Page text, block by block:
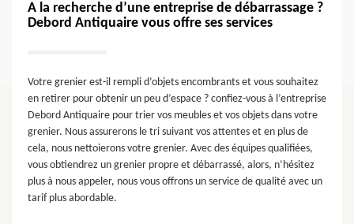
A la recherche d’une entreprise de débarrassage ?
Debord Antiquaire vous offre ses services
Votre grenier est-il rempli d’objets encombrants et vous souhaitez
en retirer pour obtenir un peu d’espace ? confiez-vous à l’entreprise
Debord Antiquaire pour trier vos meubles et vos objets dans votre
grenier. Nous assurerons le tri suivant vos attentes et en plus de
cela, nous nettoierons votre grenier. Avec des équipes qualifiées,
vous obtiendrez un grenier propre et débarrassé, alors, n’hésitez
plus à nous appeler, nous vous offrons un service de qualité avec un
tarif plus abordable.